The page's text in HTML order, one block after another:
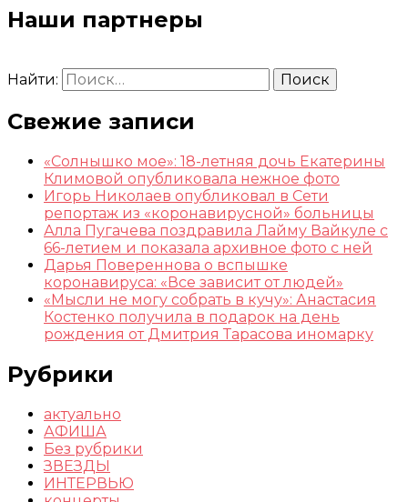
Наши партнеры
Найти:
Свежие записи
«Солнышко мое»: 18-летняя дочь Екатерины
Климовой опубликовала нежное фото
Игорь Николаев опубликовал в Сети
репортаж из «коронавирусной» больницы
Алла Пугачева поздравила Лайму Вайкуле с
66-летием и показала архивное фото с ней
Дарья Повереннова о вспышке
коронавируса: «Все зависит от людей»
«Мысли не могу собрать в кучу»: Анастасия
Костенко получила в подарок на день
рождения от Дмитрия Тарасова иномарку
Рубрики
актуально
АФИША
Без рубрики
ЗВЕЗДЫ
ИНТЕРВЬЮ